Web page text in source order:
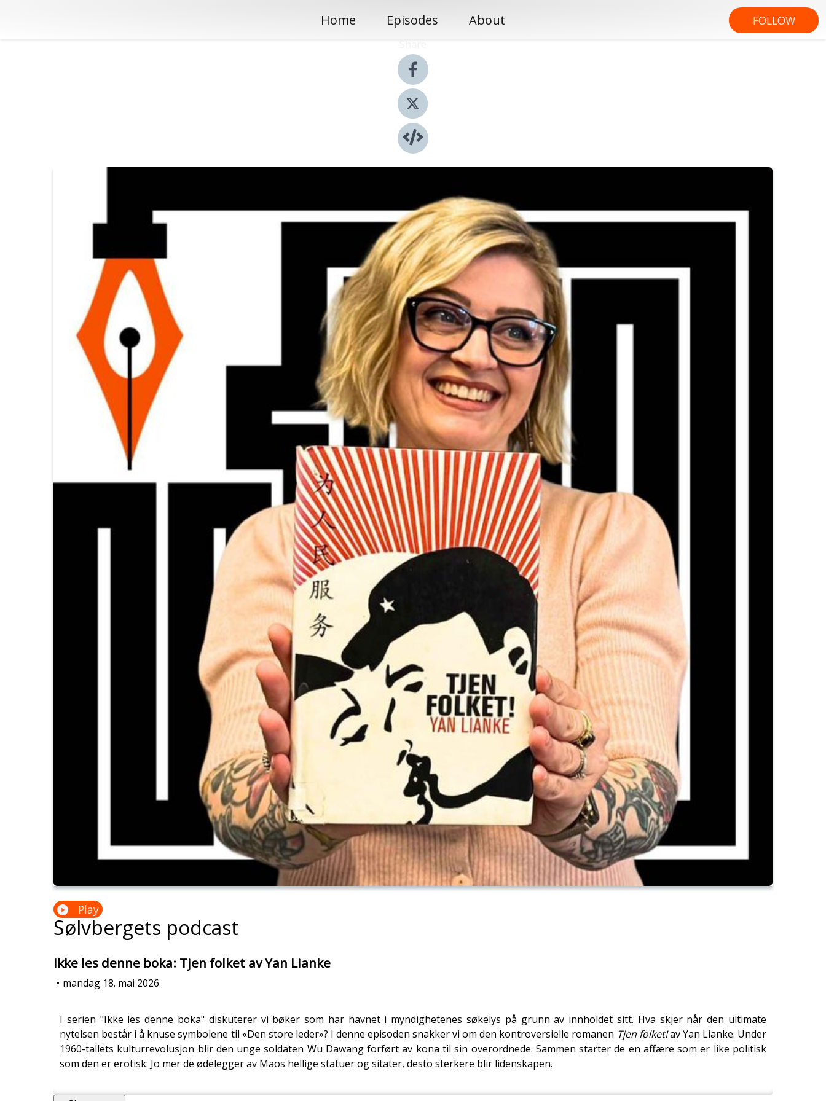
Home Episodes About FOLLOW
Play
Sølvbergets podcast
Ikke les denne boka: Tjen folket av Yan Lianke
• mandag 18. mai 2026
I serien "Ikke les denne boka" diskuterer vi bøker som har havnet i myndighetenes søkelys på grunn av innholdet sitt. Hva skjer når den ultimate
nytelsen består i å knuse symbolene til «Den store leder»? I denne episoden snakker vi om den kontroversielle romanen Tjen folket!av Yan Lianke. Under
1960-tallets kulturrevolusjon blir den unge soldaten Wu Dawang forført av kona til sin overordnede. Sammen starter de en affære som er like politisk
som den er erotisk: Jo mer de ødelegger av Maos hellige statuer og sitater, desto sterkere blir lidenskapen.